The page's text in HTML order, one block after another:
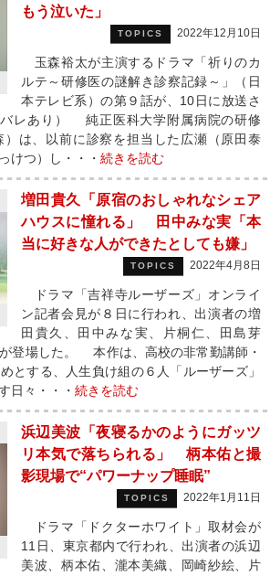
もう泣いた」
TOPICS 2022年12月10日
玉森裕太が主演するドラマ「祈りのカ
ルテ～研修医の謎解き診察記録～」（日
本テレビ系）の第９話が、10日に放送さ
レあり） 純正医科大学附属病院の研修
）は、以前に診察を担当した広瀬（原田泰
けつ）し・・・ 続きを読む
増田貴久「原宿のおしゃれなシェア
ハウスに憧れる」 田中みな実「本
当に好きな人ができたとしても嫌」
TOPICS 2022年4月8日
ドラマ「吉祥寺ルーザーズ」オンライ
ン記者会見が８日に行われ、出演者の増
田貴久、田中みな実、片桐仁、田島芽
登場した。 本作は、高校の非常勤講師・
とする、人生負け組の６人「ルーザーズ」
日々・・・ 続きを読む
浜辺美波「夜寝るかのようにガッツ
リ本気で落ちられる」 柄本佑と撮
影現場で“パワーナップ睡眠”
TOPICS 2022年1月11日
ドラマ「ドクターホワイト」取材会が
11日、東京都内で行われ、出演者の浜辺
美波、柄本佑、瀧本美織、岡崎紗絵、片